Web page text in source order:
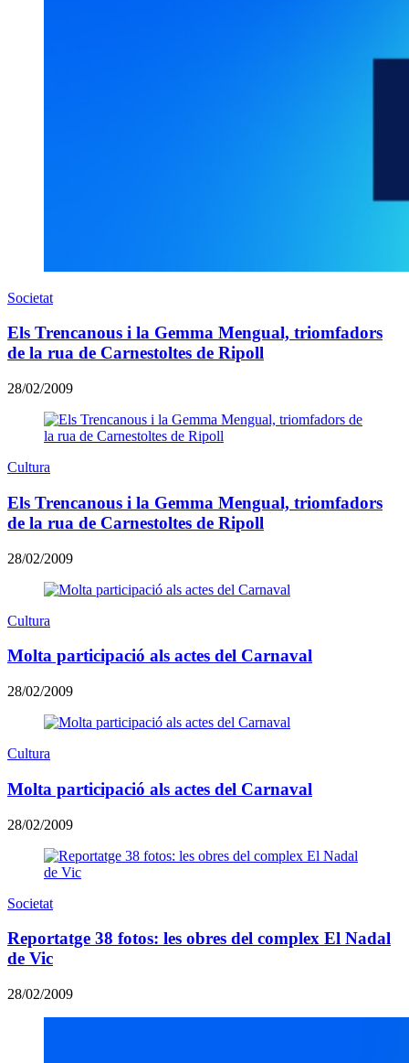
Societat
Els Trencanous i la Gemma Mengual, triomfadors
de la rua de Carnestoltes de Ripoll
28/02/2009
Cultura
Els Trencanous i la Gemma Mengual, triomfadors
de la rua de Carnestoltes de Ripoll
28/02/2009
Cultura
Molta participació als actes del Carnaval
28/02/2009
Cultura
Molta participació als actes del Carnaval
28/02/2009
Societat
Reportatge 38 fotos: les obres del complex El Nadal
de Vic
28/02/2009